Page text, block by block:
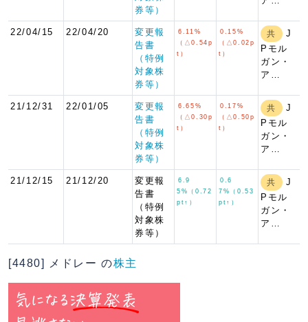
券等）
22/04/15 22/04/20
変更報
告書
（特例
対象株
券等）
6.11%
（△0.54p
t）
0.15%
（△0.02p
t）
共
J
Pモル
ガン・
ア…
21/12/31 22/01/05
変更報
告書
（特例
対象株
券等）
6.65%
（△0.30p
t）
0.17%
（△0.50p
t）
共
J
Pモル
ガン・
ア…
21/12/15 21/12/20
変更報
告書
（特例
対象株
券等）
6.9
5%（0.72
pt↑）
0.6
7%（0.53
pt↑）
共
J
Pモル
ガン・
ア…
[4480] メドレー の株主